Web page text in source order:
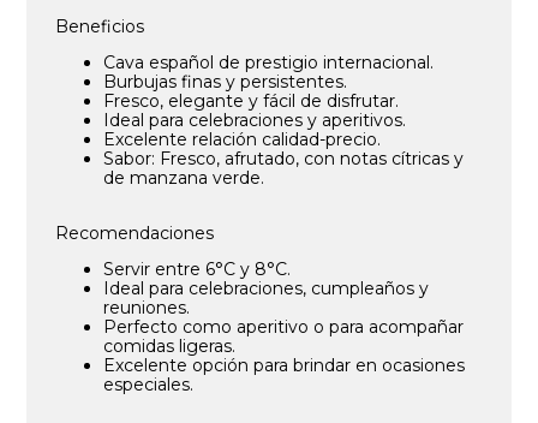
Beneficios
Cava español de prestigio internacional.
Burbujas finas y persistentes.
Fresco, elegante y fácil de disfrutar.
Ideal para celebraciones y aperitivos.
Excelente relación calidad-precio.
Sabor: Fresco, afrutado, con notas cítricas y
de manzana verde.
Recomendaciones
Servir entre 6°C y 8°C.
Ideal para celebraciones, cumpleaños y
reuniones.
Perfecto como aperitivo o para acompañar
comidas ligeras.
Excelente opción para brindar en ocasiones
especiales.